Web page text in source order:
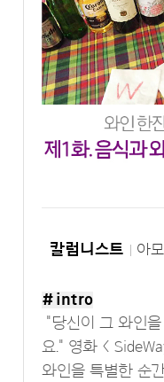
칼럼니스트 아
# intro
"당신이 그 와인
요." 영화 <
와인을 특별한 순